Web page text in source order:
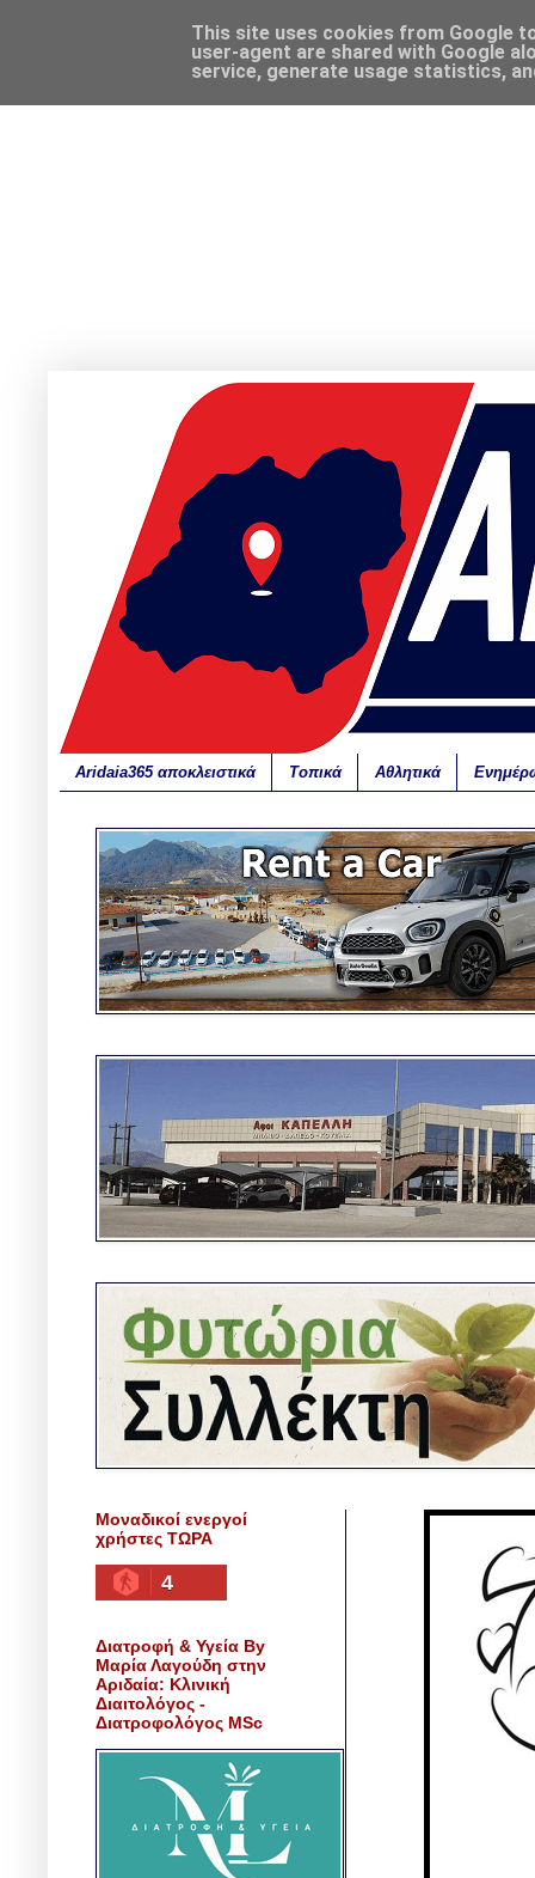
Aridaia365 αποκλειστικά Τοπικά Αθλητικά
Μοναδικοί ενεργοί
χρήστες ΤΩΡΑ
4
Διατροφή & Υγεία By
Μαρία Λαγούδη στην
Αριδαία: Κλινική
Διαιτολόγος -
Διατροφολόγος MSc
This site uses cookies from Google
user-agent are shared with Google
service, generate usage statistics,